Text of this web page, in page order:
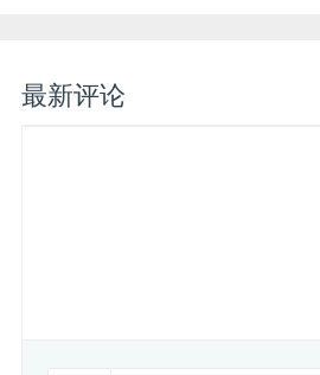
最新评论